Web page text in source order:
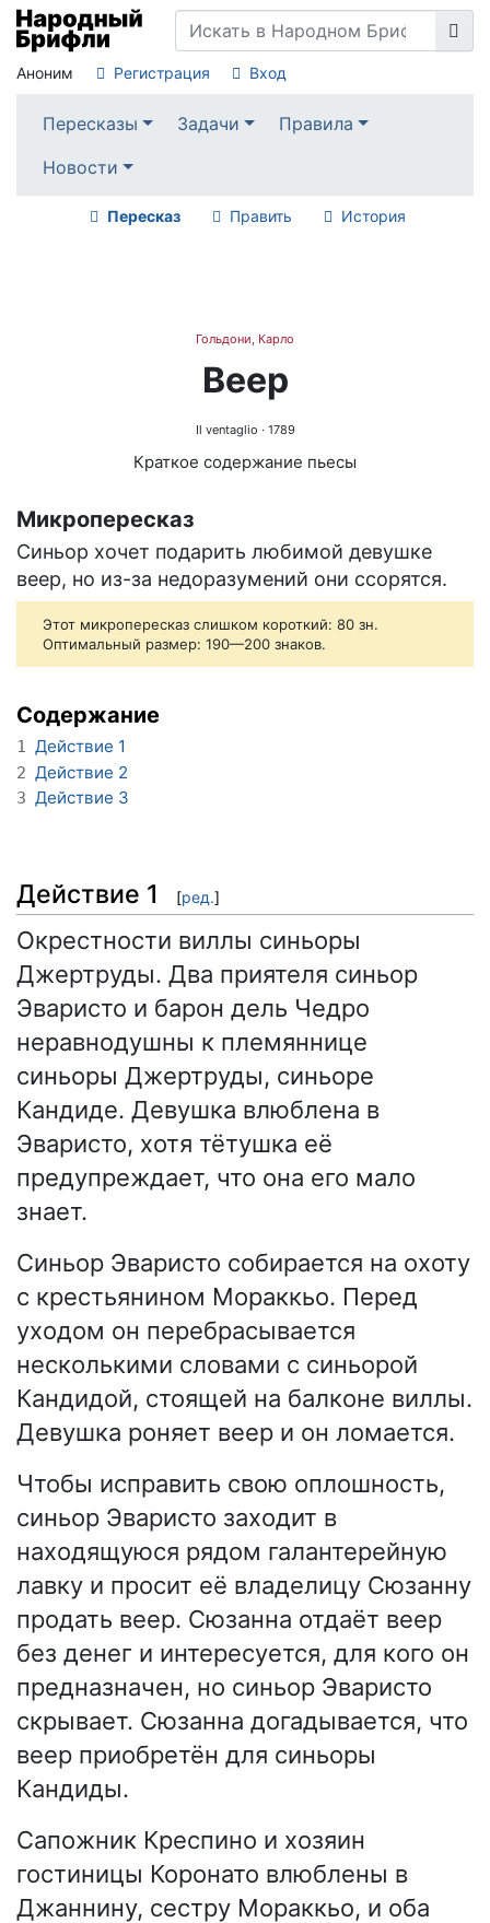
Аноним Регистрация Вход
Пересказы Задачи
Правила
Новости
Пересказ Править История
Гольдони, Карло
Веер
Il ventaglio · 1789
Краткое содержание пьесы
Микропересказ
Синьор хочет подарить любимой девушке
веер, но из-за недоразумений они ссорятся.
Этот микропересказ слишком короткий: 80 зн.
Оптимальный размер: 190—200 знаков.
Содержание
1 Действие 1
2 Действие 2
3 Действие 3
Действие 1 [ред.]
Окрестности виллы синьоры
Джертруды. Два приятеля синьор
Эваристо и барон дель Чедро
неравнодушны к племяннице
синьоры Джертруды, синьоре
Кандиде. Девушка влюблена в
Эваристо, хотя тётушка её
предупреждает, что она его мало
знает.
Синьор Эваристо собирается на охоту
с крестьянином Мораккьо. Перед
уходом он перебрасывается
несколькими словами с синьорой
Кандидой, стоящей на балконе виллы.
Девушка роняет веер и он ломается.
Чтобы исправить свою оплошность,
синьор Эваристо заходит в
находящуюся рядом галантерейную
лавку и просит её владелицу Сюзанну
продать веер. Сюзанна отдаёт веер
без денег и интересуется, для кого он
предназначен, но синьор Эваристо
скрывает. Сюзанна догадывается, что
веер приобретён для синьоры
Кандиды.
Сапожник Креспино и хозяин
гостиницы Коронато влюблены в
Джаннину, сестру Мораккьо, и оба